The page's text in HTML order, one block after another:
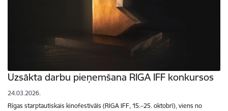
Uzsākta darbu pieņemšana RIGA IFF konkursos
24.03.2026.
Rīgas starptautiskais kinofestivāls (RIGA IFF, 15.–25. oktobrī), viens no